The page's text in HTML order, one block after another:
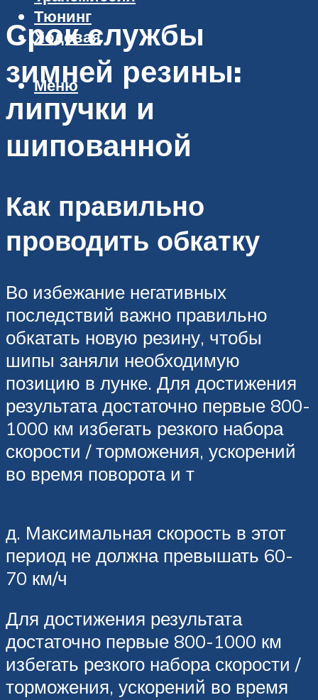
Тюнинг
Ходовая
Меню
Срок службы
зимней резины:
липучки и
шипованной
Как правильно
проводить обкатку
Во избежание негативных
последствий важно правильно
обкатать новую резину, чтобы
шипы заняли необходимую
позицию в лунке. Для достижения
результата достаточно первые 800-
1000 км избегать резкого набора
скорости / торможения, ускорений
во время поворота и т
д. Максимальная скорость в этот
период не должна превышать 60-
70 км/ч
Для достижения результата
достаточно первые 800-1000 км
избегать резкого набора скорости /
торможения, ускорений во время